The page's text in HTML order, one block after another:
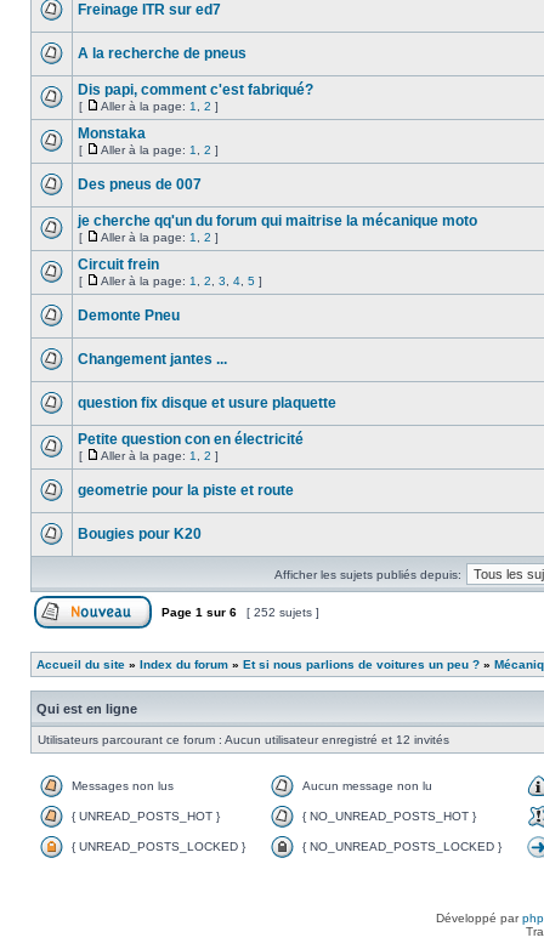
Freinage ITR sur ed7
A la recherche de pneus
Dis papi, comment c'est fabriqué?
[ Aller à la page: 1 2 ]
Monstaka
[ Aller à la page: 1 2 ]
Des pneus de 007
je cherche qq'un du forum qui maitrise la mécanique moto
[ Aller à la page: 1 2 ]
Circuit frein
[ Aller à la page: 1 2 3 4 5 ]
Demonte Pneu
Changement jantes ...
question fix disque et usure plaquette
Petite question con en électricité
[ Aller à la page: 1 2 ]
geometrie pour la piste et route
Bougies pour K20
Afficher les sujets publiés depuis:
Page 1 sur 6 [ 252 sujets ]
Accueil du site » Index du forum » Et si nous parlions de voitures un peu ? »
Qui est en ligne
Utilisateurs parcourant ce forum : Aucun utilisateur enregistré et 12 invités
Messages non lus Aucun message non lu
{ UNREAD_POSTS_HOT } { NO_UNREAD_POSTS_HOT }
{ UNREAD_POSTS_LOCKED } { NO_UNREAD_POSTS_LOCKED }
Développé par